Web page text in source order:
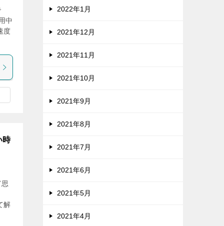
中
度
時
解
2022年1月
2021年12月
2021年11月
2021年10月
2021年9月
2021年8月
2021年7月
2021年6月
2021年5月
2021年4月